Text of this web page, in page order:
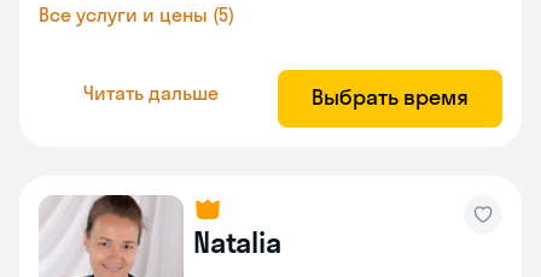
Все услуги и цены (5)
Читать дальше Выбрать время
Natalia